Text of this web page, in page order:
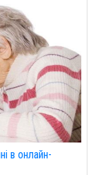
в онлайн-